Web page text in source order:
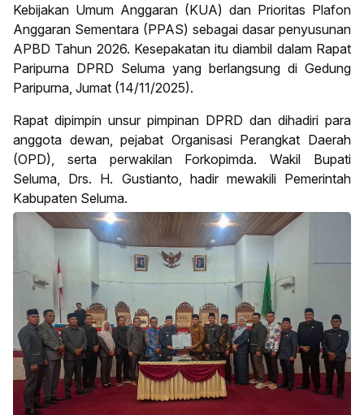
Kebijakan Umum Anggaran (KUA) dan Prioritas Plafon
Anggaran Sementara (PPAS) sebagai dasar penyusunan
APBD Tahun 2026. Kesepakatan itu diambil dalam Rapat
Paripurna DPRD Seluma yang berlangsung di Gedung
Paripurna, Jumat (14/11/2025).
Rapat dipimpin unsur pimpinan DPRD dan dihadiri para
anggota dewan, pejabat Organisasi Perangkat Daerah
(OPD), serta perwakilan Forkopimda. Wakil Bupati
Seluma, Drs. H. Gustianto, hadir mewakili Pemerintah
Kabupaten Seluma.